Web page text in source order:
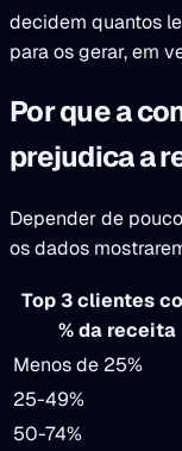
decidem quantos
para os gerar, em
Por que a
prejudica a
Depender de
os dados
Top 3 clientes
% da receita
Menos de 25%
25-49%
50-74%